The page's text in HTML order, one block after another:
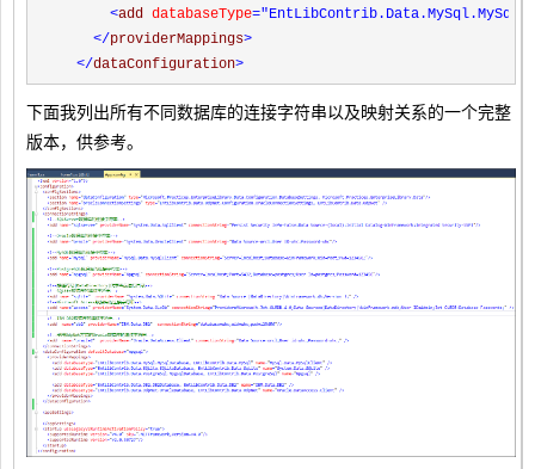
<add databaseType
</providerMappings>
</dataConfiguration>
下面我列出所有不同数据库的连接字符串以及映射关系的一个完整
版本，供参考。